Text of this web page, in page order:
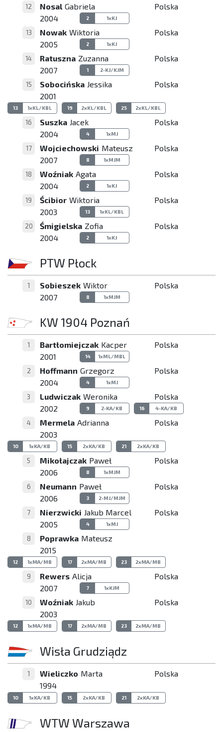
12 Nosal Gabriela
Polska
2004
2 1xKJ
13 Nowak Wiktoria
Polska
2005
2 1xKJ
14 Ratuszna Zuzanna
Polska
2007
1 2-KJ/KJM
15 Sobocińska Jessika
Polska
2001
13 1xKL/KBL 19 2xKL/KBL 25 2xKL/KBL
16 Suszka Jacek
Polska
2004
4 1xMJ
17 Wojciechowski Mateusz
Polska
2007
8 1xMJM
18 Woźniak Agata
Polska
2004
2 1xKJ
19 Ścibior Wiktoria
Polska
2003
13 1xKL/KBL
20 Śmigielska Zofia
Polska
2004
2 1xKJ
PTW Płock
1 Sobieszek Wiktor
Polska
2007
8 1xMJM
KW 1904 Poznań
1 Bartłomiejczak Kacper
Polska
2001
14 1xML/MBL
2 Hoffmann Grzegorz
Polska
2004
4 1xMJ
3 Ludwiczak Weronika
Polska
2002
9 2-KA/KB 16 4-KA/KB
4 Mermela Adrianna
Polska
2003
10 1xKA/KB 15 2xKA/KB 21 2xKA/KB
5 Mikołajczak Paweł
Polska
2006
8 1xMJM
6 Neumann Paweł
Polska
2006
3 2-MJ/MJM
7 Nierzwicki Jakub Marcel
Polska
2005
4 1xMJ
8 Poprawka Mateusz
2015
12 1xMA/MB 17 2xMA/MB 23 2xMA/MB
9 Rewers Alicja
Polska
2007
7 1xKJM
10 Woźniak Jakub
Polska
2003
12 1xMA/MB 17 2xMA/MB 23 2xMA/MB
Wisła Grudziądz
1 Wieliczko Marta
Polska
1994
10 1xKA/KB 15 2xKA/KB 21 2xKA/KB
WTW Warszawa